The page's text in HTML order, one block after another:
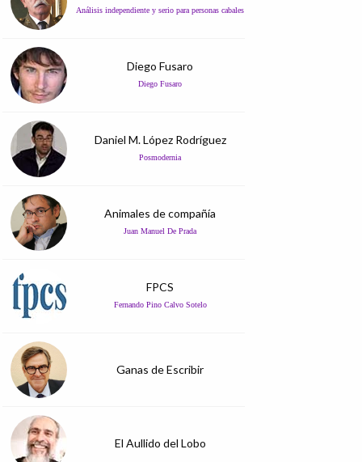
Análisis independiente y serio para personas cabales
Diego Fusaro
Diego Fusaro
Daniel M. López Rodríguez
Posmodernia
Animales de compañía
Juan Manuel De Prada
FPCS
Fernando Pino Calvo Sotelo
Ganas de Escribir
El Aullido del Lobo